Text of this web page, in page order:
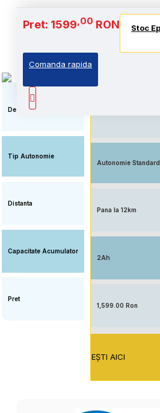
Pret: 1599,00 RON Stoc
Comanda rapida
Baterie si
Descriere
Tip Autonomie
Distanta
Capacitate Acumulator
Pret
Stoc Epuizat
Standard: Pret
Autonomie Standard
Pana la 12km
2Ah
1,599.00 Ron
EŞTI AICI